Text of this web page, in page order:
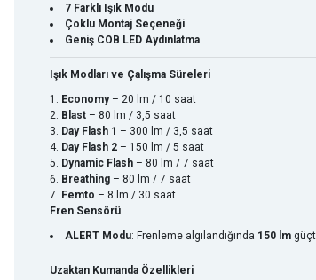
7 Farklı Işık Modu
Çoklu Montaj Seçeneği
Geniş COB LED Aydınlatma
Işık Modları ve Çalışma Süreleri
Economy– 20 lm / 10 saat
Blast – 80 lm / 3,5 saat
Day Flash 1 – 300 lm / 3,5 saat
Day Flash 2 – 150 lm / 5 saat
Dynamic Flash – 80 lm / 7 saat
Breathing – 80 lm / 7 saat
Femto – 8 lm / 30 saat
Fren Sensörü
ALERT Modu: Frenleme algılandığında 150 lm
Uzaktan Kumanda Özellikleri